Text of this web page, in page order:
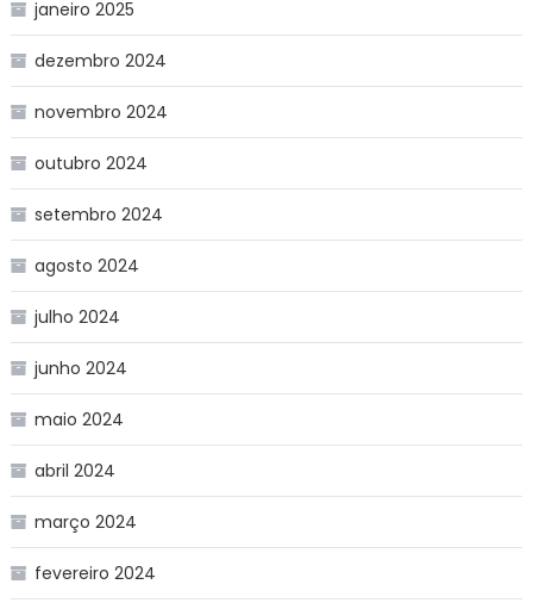
janeiro 2025
dezembro 2024
novembro 2024
outubro 2024
setembro 2024
agosto 2024
julho 2024
junho 2024
maio 2024
abril 2024
março 2024
fevereiro 2024